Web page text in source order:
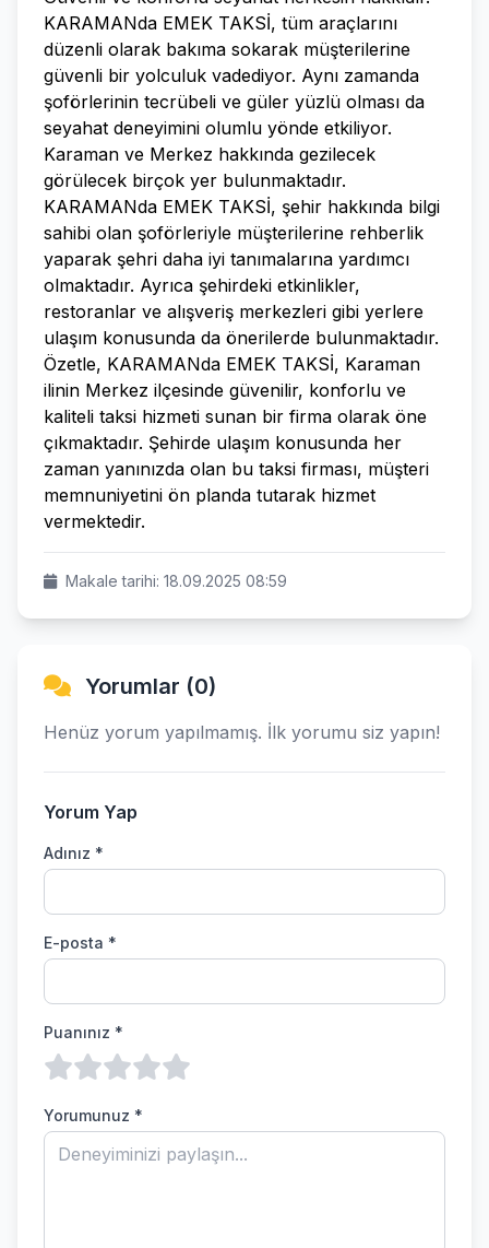
KARAMANda EMEK TAKSİ, tüm araçlarını
düzenli olarak bakıma sokarak müşterilerine
güvenli bir yolculuk vadediyor. Aynı zamanda
şoförlerinin tecrübeli ve güler yüzlü olması da
seyahat deneyimini olumlu yönde etkiliyor.
Karaman ve Merkez hakkında gezilecek
görülecek birçok yer bulunmaktadır.
KARAMANda EMEK TAKSİ, şehir hakkında bilgi
sahibi olan şoförleriyle müşterilerine rehberlik
yaparak şehri daha iyi tanımalarına yardımcı
olmaktadır. Ayrıca şehirdeki etkinlikler,
restoranlar ve alışveriş merkezleri gibi yerlere
ulaşım konusunda da önerilerde bulunmaktadır.
Özetle, KARAMANda EMEK TAKSİ, Karaman
ilinin Merkez ilçesinde güvenilir, konforlu ve
kaliteli taksi hizmeti sunan bir firma olarak öne
çıkmaktadır. Şehirde ulaşım konusunda her
zaman yanınızda olan bu taksi firması, müşteri
memnuniyetini ön planda tutarak hizmet
vermektedir.
Makale tarihi: 18.09.2025 08:59
Yorumlar (0)
Henüz yorum yapılmamış. İlk yorumu siz yapın!
Yorum Yap
Adınız *
E-posta *
Puanınız *
Yorumunuz *